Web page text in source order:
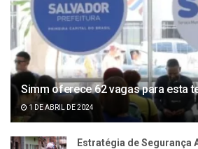
Simm oferece 62 vagas para esta
1 DE ABRIL DE 2024
Estratégia de Segurança